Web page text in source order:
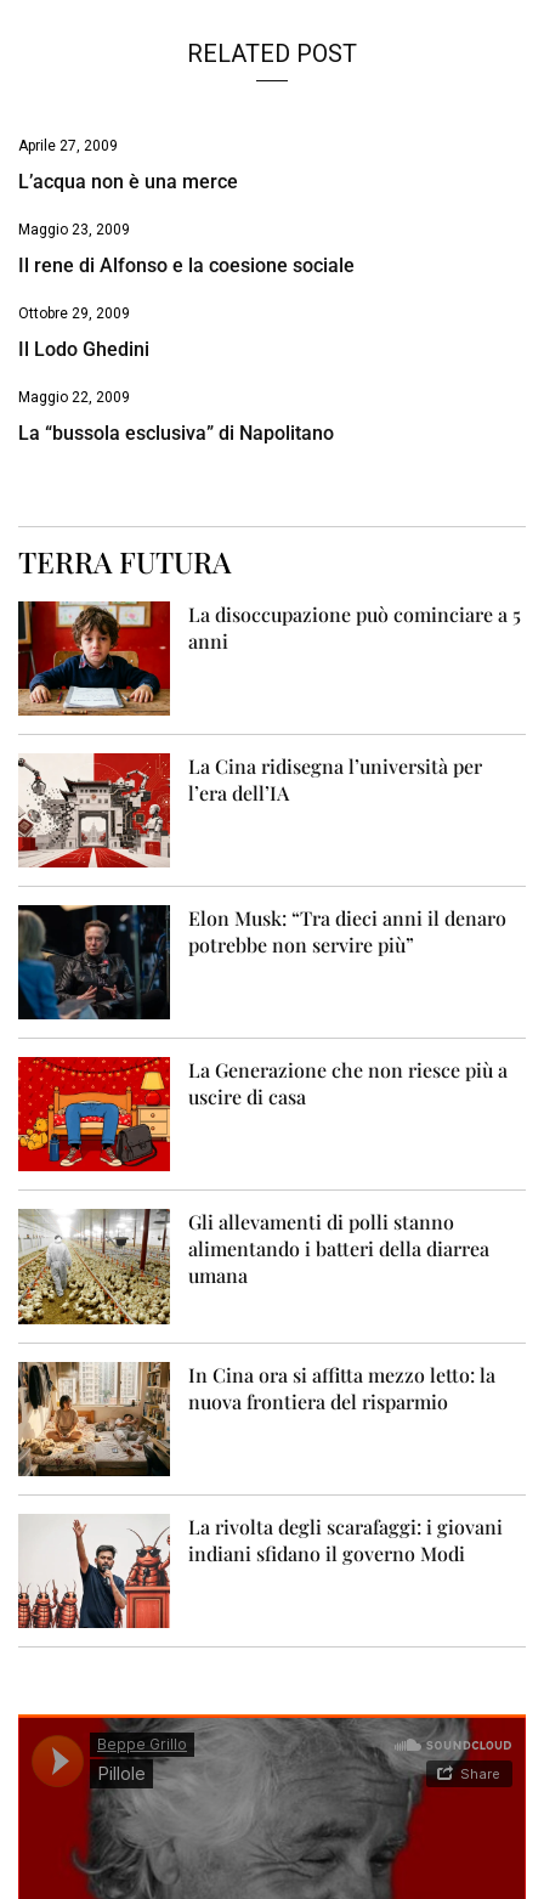
RELATED POST
Aprile 27, 2009
L’acqua non è una merce
Maggio 23, 2009
Il rene di Alfonso e la coesione sociale
Ottobre 29, 2009
Il Lodo Ghedini
Maggio 22, 2009
La “bussola esclusiva” di Napolitano
TERRA FUTURA
La disoccupazione può cominciare a 5
anni
La Cina ridisegna l’università per
l’era dell’IA
Elon Musk: “Tra dieci anni il denaro
potrebbe non servire più”
La Generazione che non riesce più a
uscire di casa
Gli allevamenti di polli stanno
alimentando i batteri della diarrea
umana
In Cina ora si affitta mezzo letto: la
nuova frontiera del risparmio
La rivolta degli scarafaggi: i giovani
indiani sfidano il governo Modi